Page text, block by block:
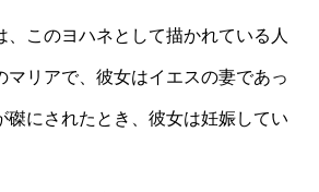
、このヨハネとして描かれている人
マリアで、彼女はイエスの妻であっ
磔にされたとき、彼女は妊娠してい